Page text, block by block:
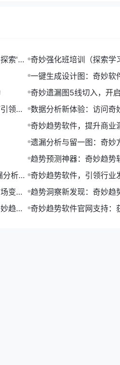
的数据分析方法，如：统计分
索'任
奇妙强化班培训（探索学
绍）
一键生成设计图：奇妙软
奇妙遗漏图5线切入，开
领潮
数据分析新体验：访问奇
奇妙趋势软件，提升商业
遗漏分析与留一图：奇妙
趋势预测神器：奇妙趋势
析及
奇妙趋势软件，引领行业
变
趋势洞察新发现：奇妙趋
趋势
奇妙趋势软件官网支持：